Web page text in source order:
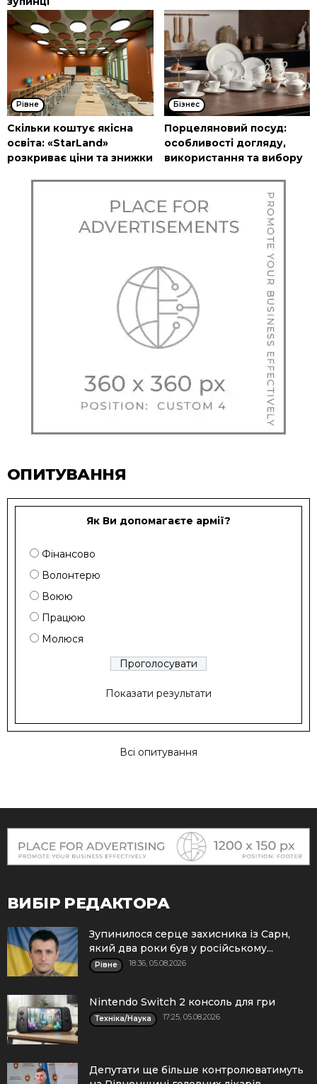
Рівне
Скільки коштує якісна
освіта: «StarLand»
розкриває ціни та знижки
Бізнес
Порцеляновий посуд:
особливості догляду,
використання та вибору
ОПИТУВАННЯ
Як Ви допомагаєте армії?
Фінансово
Волонтерю
Воюю
Працюю
Молюся
Показати результати
Всі опитування
ВИБІР РЕДАКТОРА
Зупинилося серце захисника із Сарн,
який два роки був у російському...
Рівне 18:36, 05.08.2026
Nintendo Switch 2 консоль для гри
Техніка/Наука 17:25, 05.08.2026
Депутати ще більше контролюватимуть